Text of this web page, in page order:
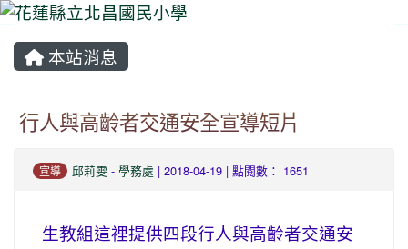
本站消息
行人與高齡者交通安全宣導短片
宣導 邱莉雯 - 學務處 | 2018-04-19 | 點閱數： 1651
生教組這裡提供四段行人與高齡者交通安